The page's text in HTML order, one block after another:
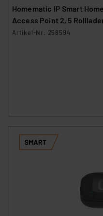
Homematic IP Smart
Access Point 2, 5
Artikel-Nr. 258594